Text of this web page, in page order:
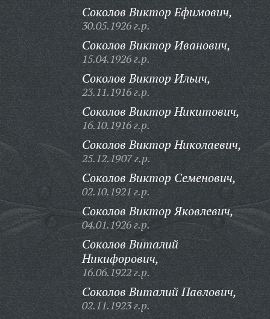
Соколов Виктор Ефимович,
30.05.1926 г.р.
Соколов Виктор Иванович,
15.04.1926 г.р.
Соколов Виктор Ильич,
23.11.1916 г.р.
Соколов Виктор Никитович,
16.10.1916 г.р.
Соколов Виктор Николаевич,
25.12.1907 г.р.
Соколов Виктор Семенович,
02.10.1921 г.р.
Соколов Виктор Яковлевич,
04.01.1926 г.р.
Соколов Виталий
Никифорович,
16.06.1922 г.р.
Соколов Виталий Павлович,
02.11.1923 г.р.